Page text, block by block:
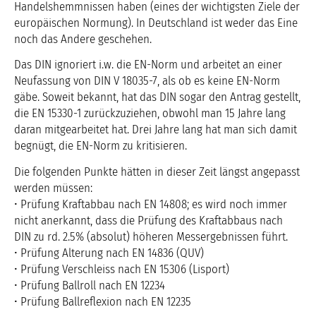
Handelshemmnissen haben (eines der wichtigsten Ziele der
europäischen Normung). In Deutschland ist weder das Eine
noch das Andere geschehen.
Das DIN ignoriert i.w. die EN-Norm und arbeitet an einer
Neufassung von DIN V 18035-7, als ob es keine EN-Norm
gäbe. Soweit bekannt, hat das DIN sogar den Antrag gestellt,
die EN 15330-1 zurückzuziehen, obwohl man 15 Jahre lang
daran mitgearbeitet hat. Drei Jahre lang hat man sich damit
begnügt, die EN-Norm zu kritisieren.
Die folgenden Punkte hätten in dieser Zeit längst angepasst
werden müssen:
• Prüfung Kraftabbau nach EN 14808; es wird noch immer
nicht anerkannt, dass die Prüfung des Kraftabbaus nach
DIN zu rd. 2.5% (absolut) höheren Messergebnissen führt.
• Prüfung Alterung nach EN 14836 (QUV)
• Prüfung Verschleiss nach EN 15306 (Lisport)
• Prüfung Ballroll nach EN 12234
• Prüfung Ballreflexion nach EN 12235